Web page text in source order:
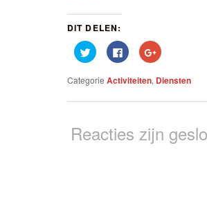
DIT DELEN:
Klik
om
met
(Wordt
venster
geopend)
Klik
om
op
(Wordt
venster
geopend)
Klik
om
te
(Wordt
venster
geopend)
Categorie Activiteiten, Diensten
Reacties zijn